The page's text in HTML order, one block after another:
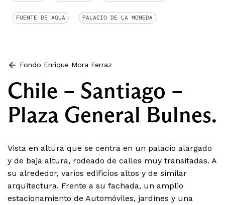
FUENTE DE AGUA PALACIO DE LA MONEDA
Fondo Enrique Mora Ferraz
Chile – Santiago –
Plaza General Bulnes.
Vista en altura que se centra en un palacio alargado
y de baja altura, rodeado de calles muy transitadas. A
su alrededor, varios edificios altos y de similar
arquitectura. Frente a su fachada, un amplio
estacionamiento de Automóviles, jardines y una